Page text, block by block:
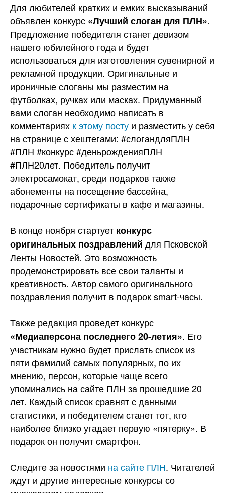
Для любителей кратких и емких высказываний
объявлен конкурс «Лучший слоган для ПЛН».
Предложение победителя станет девизом
нашего юбилейного года и будет
использоваться для изготовления сувенирной и
рекламной продукции. Оригинальные и
ироничные слоганы мы разместим на
футболках, ручках или масках. Придуманный
вами слоган необходимо написать в
комментариях к этому посту и разместить у себя
на странице с хештегами: #слогандляПЛН
#ПЛН #конкурс #деньрожденияПЛН
#ПЛН20лет. Победитель получит
электросамокат, среди подарков также
абонементы на посещение бассейна,
подарочные сертификаты в кафе и магазины.
В конце ноября стартует конкурс
оригинальных поздравлений для Псковской
Ленты Новостей. Это возможность
продемонстрировать все свои таланты и
креативность. Автор самого оригинального
поздравления получит в подарок smart-часы.
Также редакция проведет конкурс
«Медиаперсона последнего 20-летия». Его
участникам нужно будет прислать список из
пяти фамилий самых популярных, по их
мнению, персон, которые чаще всего
упоминались на сайте ПЛН за прошедшие 20
лет. Каждый список сравнят с данными
статистики, и победителем станет тот, кто
наиболее близко угадает первую «пятерку». В
подарок он получит смартфон.
Следите за новостями на сайте ПЛН. Читателей
ждут и другие интересные конкурсы со